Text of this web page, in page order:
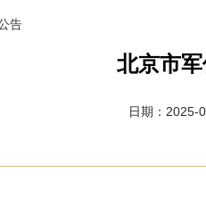
告
北京市
日期：2025-